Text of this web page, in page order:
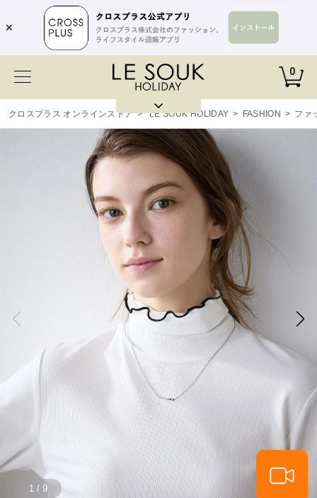
✕
0
クロスプラス オンラインストア > LE SOUK HOLIDAY > FASHION > ファ
1 / 9